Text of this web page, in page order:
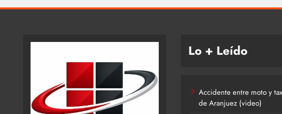
Lo + Leído
Accidente entre moto y
de Aranjuez (video)